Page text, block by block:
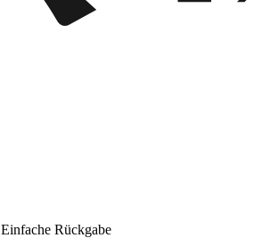
Einfache Rückgabe